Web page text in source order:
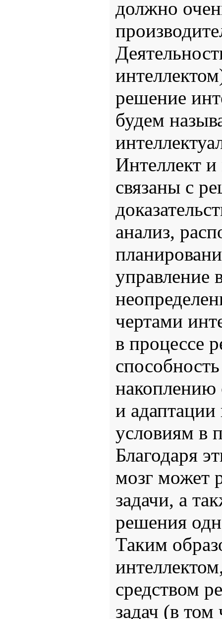
должно
решение
будем
Интеллект
связаны с
анализ,
управление
чертами
в процессе
накоплению
и
условиям в
Благодаря
мозг может
задачи, а
решения
Таким
средством
задач (в том